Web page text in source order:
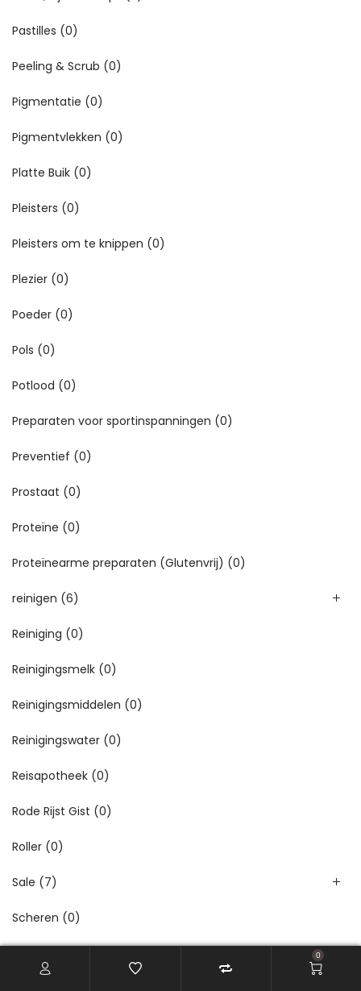
Pastilles (0)
Peeling & Scrub (0)
Pigmentatie (0)
Pigmentvlekken (0)
Platte Buik (0)
Pleisters (0)
Pleisters om te knippen (0)
Plezier (0)
Poeder (0)
Pols (0)
Potlood (0)
Preparaten voor sportinspanningen (0)
Preventief (0)
Prostaat (0)
Proteïne (0)
Proteïnearme preparaten (Glutenvrij) (0)
reinigen (6)
Reiniging (0)
Reinigingsmelk (0)
Reinigingsmiddelen (0)
Reinigingswater (0)
Reisapotheek (0)
Rode Rijst Gist (0)
Roller (0)
Sale (7)
Scheren (0)
0